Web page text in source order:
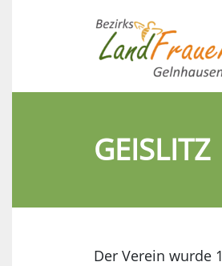
GEISLITZ
Der Verein wurde